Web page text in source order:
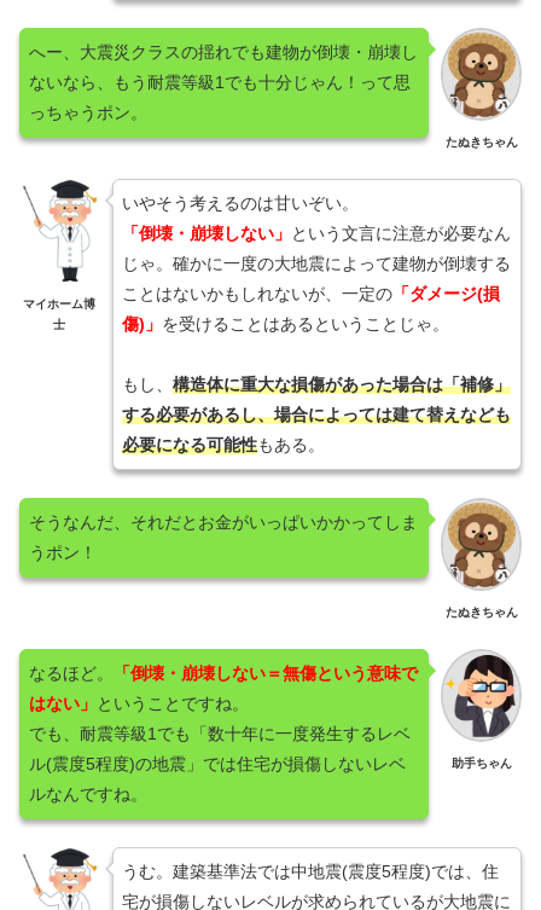
たぬきちゃん
へー、大震災クラスの揺れでも建物が倒壊・崩壊し
ないなら、もう耐震等級1でも十分じゃん！って思
っちゃうポン。
マイホーム博
士
いやそう考えるのは甘いぞい。
「倒壊・崩壊しない」 という文言に注意が必要なん
じゃ。確かに一度の大地震によって建物が倒壊する
ことはないかもしれないが、一定の「ダメージ(損
傷)」 を受けることはあるということじゃ。
もし、 構造体に重大な損傷があった場合は「補修」
する必要があるし、場合によっては建て替えなども
必要になる可能性もある。
たぬきちゃん
そうなんだ、それだとお金がいっぱいかかってしま
うポン！
助手ちゃん
なるほど。
「倒壊・崩壊しない＝無傷という意味で
はない」 ということですね。
でも、耐震等級1でも「数十年に一度発生するレベ
ル(震度5程度)の地震」では住宅が損傷しないレベ
ルなんですね。
うむ。建築基準法では中地震(震度5程度)では、住
宅が損傷しないレベルが求められているが大地震に